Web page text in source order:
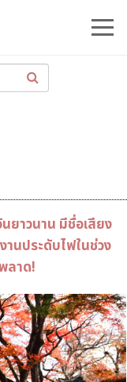
ยาวนาน มีชื่อเสียง
นประดับไฟในช่วง
ลาด!